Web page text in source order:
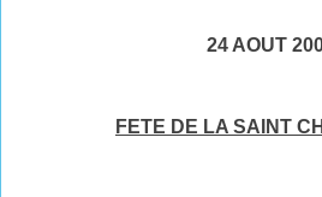
24 AOUT
FETE DE LA SAINT